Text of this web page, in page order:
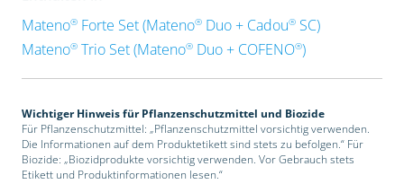
Mateno®Forte Set (Mateno®Duo + Cadou®SC)
Mateno®Trio Set (Mateno®Duo + COFENO®)
Wichtiger Hinweis für Pflanzenschutzmittel und Biozide
Für Pflanzenschutzmittel: „Pflanzenschutzmittel vorsichtig verwenden.
Die Informationen auf dem Produktetikett sind stets zu befolgen.“ Für
Biozide: „Biozidprodukte vorsichtig verwenden. Vor Gebrauch stets
Etikett und Produktinformationen lesen.“